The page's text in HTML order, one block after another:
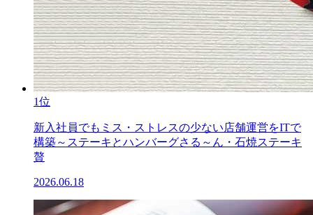
1位
新入社員でもミス・ストレスの少ない店舗運営をITで
構築～ステーキとハンバーグさる～ん・石焼ステーキ
贅
2026.06.18